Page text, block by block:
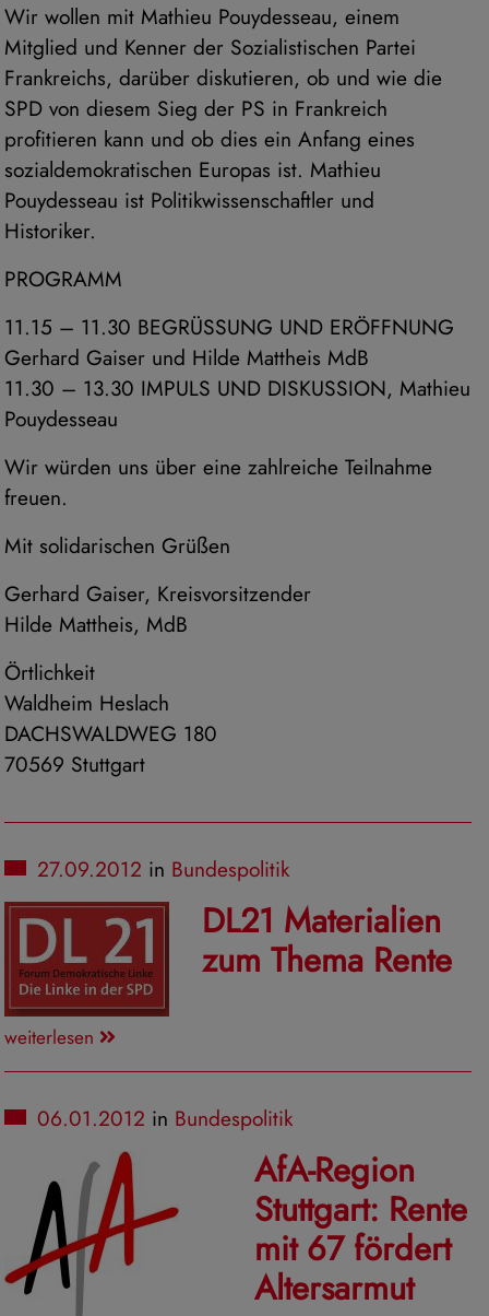
Wir wollen mit Mathieu Pouydesseau, einem
Mitglied und Kenner der Sozialistischen Partei
Frankreichs, darüber diskutieren, ob und wie die
SPD von diesem Sieg der PS in Frankreich
profitieren kann und ob dies ein Anfang eines
sozialdemokratischen Europas ist. Mathieu
Pouydesseau ist Politikwissenschaftler und
Historiker.
PROGRAMM
11.15 – 11.30 BEGRÜSSUNG UND ERÖFFNUNG
Gerhard Gaiser und Hilde Mattheis MdB
11.30 – 13.30 IMPULS UND DISKUSSION, Mathieu
Pouydesseau
Wir würden uns über eine zahlreiche Teilnahme
freuen.
Mit solidarischen Grüßen
Gerhard Gaiser, Kreisvorsitzender
Hilde Mattheis, MdB
Örtlichkeit
Waldheim Heslach
DACHSWALDWEG 180
70569 Stuttgart
27.09.2012 in Bundespolitik
DL21 Materialien
zum Thema Rente
weiterlesen
06.01.2012 in Bundespolitik
AfA-Region
Stuttgart: Rente
mit 67 fördert
Altersarmut